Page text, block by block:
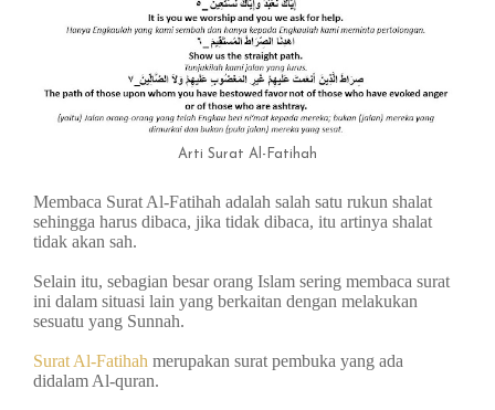
Arti Surat Al-Fatihah
Membaca Surat Al-Fatihah adalah salah satu rukun shalat
sehingga harus dibaca, jika tidak dibaca, itu artinya shalat
tidak akan sah.
Selain itu, sebagian besar orang Islam sering membaca surat
ini dalam situasi lain yang berkaitan dengan melakukan
sesuatu yang Sunnah.
Surat Al-Fatihah merupakan surat pembuka yang ada
didalam Al-quran.